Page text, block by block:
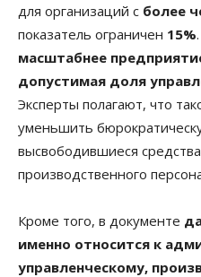
для организаций с более
показатель ограничен 15%
масштабнее
допустимая доля
Эксперты полагают, что
уменьшить
высвободившиеся
производственного
Кроме того, в документе
именно относится к
управленческому,